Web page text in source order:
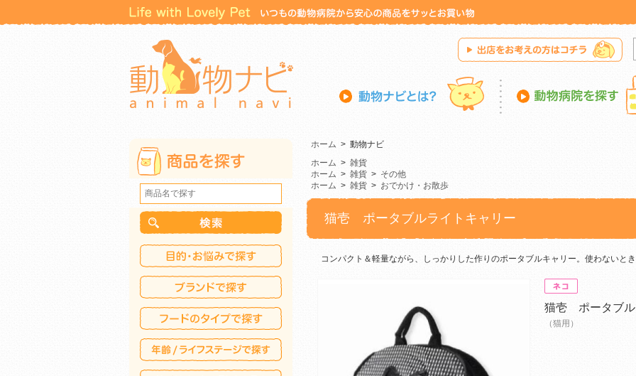
ホーム > 動物ナビ
ホーム > 雑貨
ホーム > 雑貨 > その他
ホーム > 雑貨 > おでかけ・お散歩
猫壱 ポータブルライトキャリー
コンパクト＆軽量ながら、しっかりした作りのポータブルキャリー。使わないと
猫壱 ポータブル
（猫用）